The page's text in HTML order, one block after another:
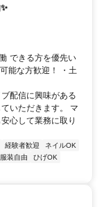
できる方を優先い
能な方歓迎！ ・土
配信に興味がある
いただきます。 マ
心して業務に取り
経験者歓迎
ネイルOK
服装自由
ひげOK